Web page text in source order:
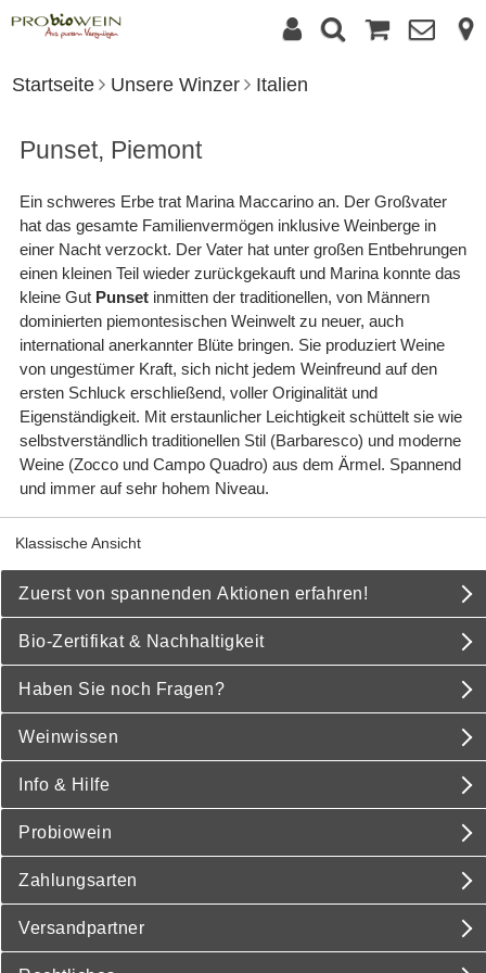
Startseite Unsere Winzer Italien
Punset, Piemont
Ein schweres Erbe trat Marina Maccarino an. Der Großvater
hat das gesamte Familienvermögen inklusive Weinberge in
einer Nacht verzockt. Der Vater hat unter großen Entbehrungen
einen kleinen Teil wieder zurückgekauft und Marina konnte das
kleine Gut Punsetinmitten der traditionellen, von Männern
dominierten piemontesischen Weinwelt zu neuer, auch
international anerkannter Blüte bringen. Sie produziert Weine
von ungestümer Kraft, sich nicht jedem Weinfreund auf den
ersten Schluck erschließend, voller Originalität und
Eigenständigkeit. Mit erstaunlicher Leichtigkeit schüttelt sie wie
selbstverständlich traditionellen Stil (Barbaresco) und moderne
Weine (Zocco und Campo Quadro) aus dem Ärmel. Spannend
und immer auf sehr hohem Niveau.
Klassische Ansicht
Zuerst von spannenden Aktionen erfahren!
Bio-Zertifikat & Nachhaltigkeit
Haben Sie noch Fragen?
Weinwissen
Info & Hilfe
Probiowein
Zahlungsarten
Versandpartner